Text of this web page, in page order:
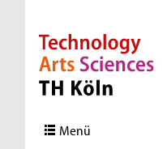
Direkt zur Hauptnavigation
Direkt zur Subnavigation
Direkt zum Inhalt
Direkt zum Fußbereich
Menü